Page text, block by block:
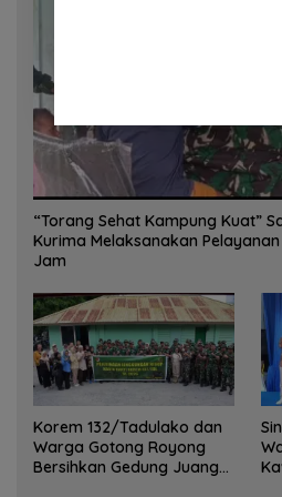
“Torang Sehat Kampung Kuat”
Kurima Melaksanakan
Jam
Korem 132/Tadulako dan
Warga Gotong Royong
Bersihkan Gedung Juang